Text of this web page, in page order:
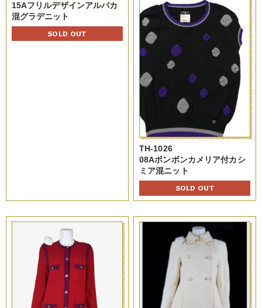
15Aフリルデザインアルパカ
混グラデニット
SOLD OUT
TH-1026
08Aボンボンカメリア付カシ
ミア混ニット
SOLD OUT